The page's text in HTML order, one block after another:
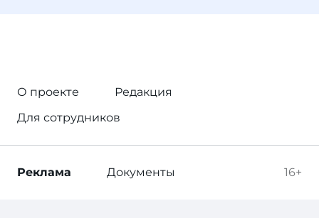
О проекте
Редакция
Для сотрудников
16+
Реклама Документы